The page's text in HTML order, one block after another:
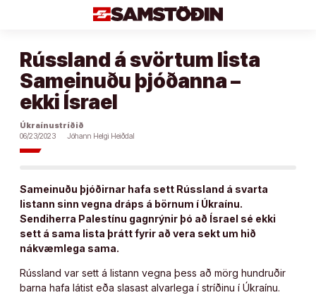
Rússland á svörtum lista
Sameinuðu þjóðanna –
ekki Ísrael
Úkraínustríðið
06/23/2023
Jóhann Helgi Heiðdal
Sameinuðu þjóðirnar hafa sett Rússland á svarta
listann sinn vegna dráps á börnum í Úkraínu.
Sendiherra Palestínu gagnrýnir þó að Ísrael sé ekki
sett á sama lista þrátt fyrir að vera sekt um hið
nákvæmlega sama.
Rússland var sett á listann vegna þess að mörg hundruðir
barna hafa látist eða slasast alvarlega í stríðinu í Úkraínu.